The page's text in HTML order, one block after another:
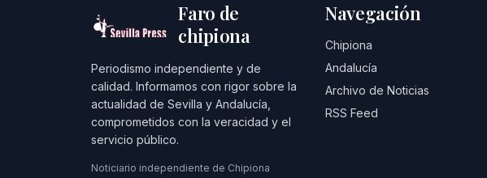
Faro de
chipiona
Periodismo independiente y de
calidad. Informamos con rigor sobre la
actualidad de Sevilla y Andalucía,
comprometidos con la veracidad y el
servicio público.
Noticiario independiente de Chipiona
Navegación
Chipiona
Andalucía
Archivo de Noticias
RSS Feed